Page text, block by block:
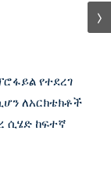
የተደረገ
ለአርክቴክቶች
ሲሄድ ከፍተኛ